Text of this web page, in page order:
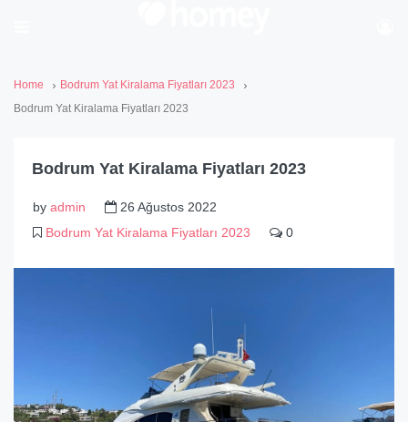
Home
Bodrum Yat Kiralama Fiyatları 2023
Bodrum Yat Kiralama Fiyatları 2023
Bodrum Yat Kiralama Fiyatları 2023
by admin
26 Ağustos 2022
Bodrum Yat Kiralama Fiyatları 2023
0